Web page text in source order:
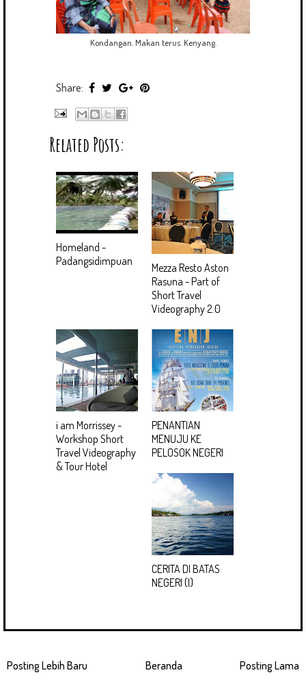
Kondangan. Makan terus. Kenyang.
Share:
Related Posts:
Homeland -
Padangsidimpuan
Mezza Resto Aston
Rasuna - Part of
Short Travel
Videography 2.0
i am Morrissey -
Workshop Short
Travel Videography
& Tour Hotel
PENANTIAN
MENUJU KE
PELOSOK NEGERI
CERITA DI BATAS
NEGERI (I)
Posting Lebih Baru Posting Lama
Beranda